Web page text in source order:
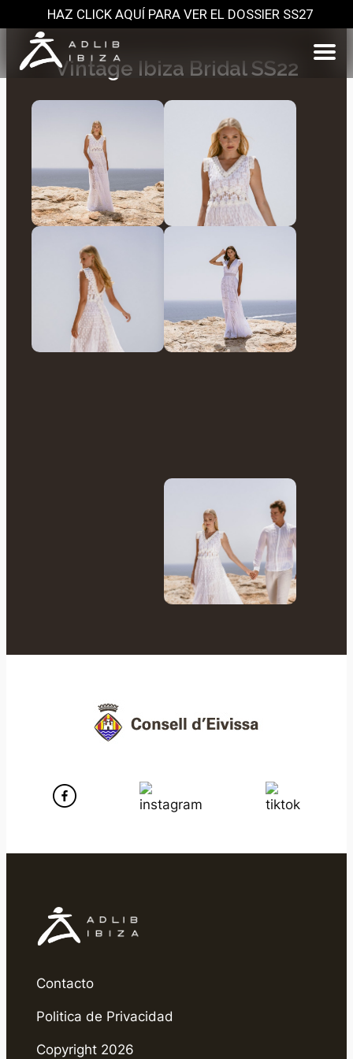
HAZ CLICK AQUÍ PARA VER EL DOSSIER SS27
Vintage Ibiza Bridal SS22
Contacto
Politica de Privacidad
Copyright 2026